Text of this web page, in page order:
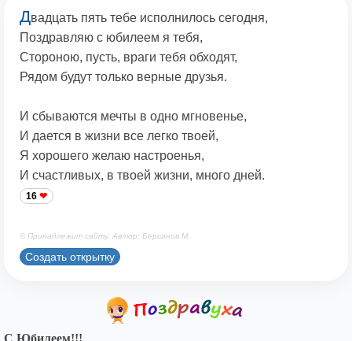
Двадцать пять тебе исполнилось сегодня,
Поздравляю с юбилеем я тебя,
Стороною, пусть, враги тебя обходят,
Рядом будут только верные друзья.
И сбываются мечты в одно мгновенье,
И дается в жизни все легко твоей,
Я хорошего желаю настроенья,
И счастливых, в твоей жизни, много дней.
16
© Принадлежит сайту. Автор: Берсанов М.
Создать открытку
С Юбилеем!!!